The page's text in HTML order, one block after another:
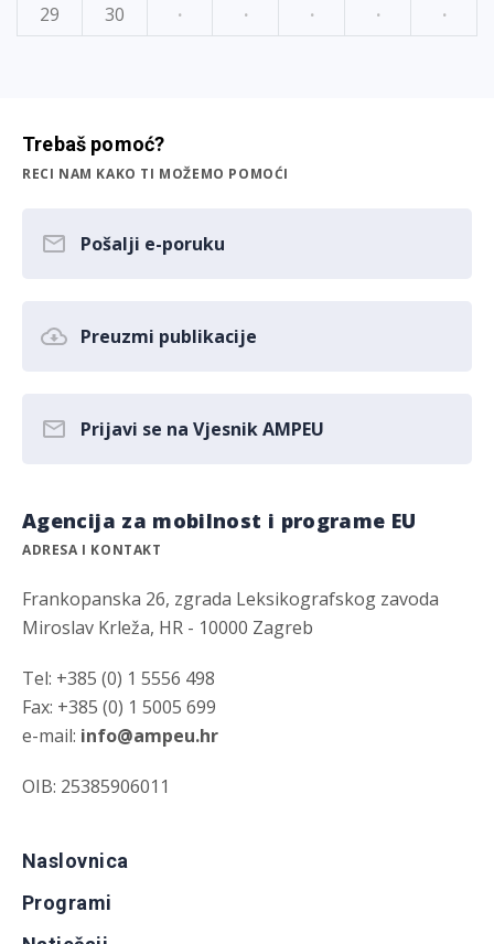
29
30 · · · · ·
Trebaš pomoć?
RECI NAM KAKO TI MOŽEMO POMOĆI
Pošalji e-poruku
Preuzmi publikacije
Prijavi se na Vjesnik AMPEU
Agencija za mobilnost i programe EU
ADRESA I KONTAKT
Frankopanska 26, zgrada Leksikografskog zavoda
Miroslav Krleža, HR - 10000 Zagreb
Tel: +385 (0) 1 5556 498
Fax: +385 (0) 1 5005 699
e-mail: info@ampeu.hr
OIB: 25385906011
Naslovnica
Programi